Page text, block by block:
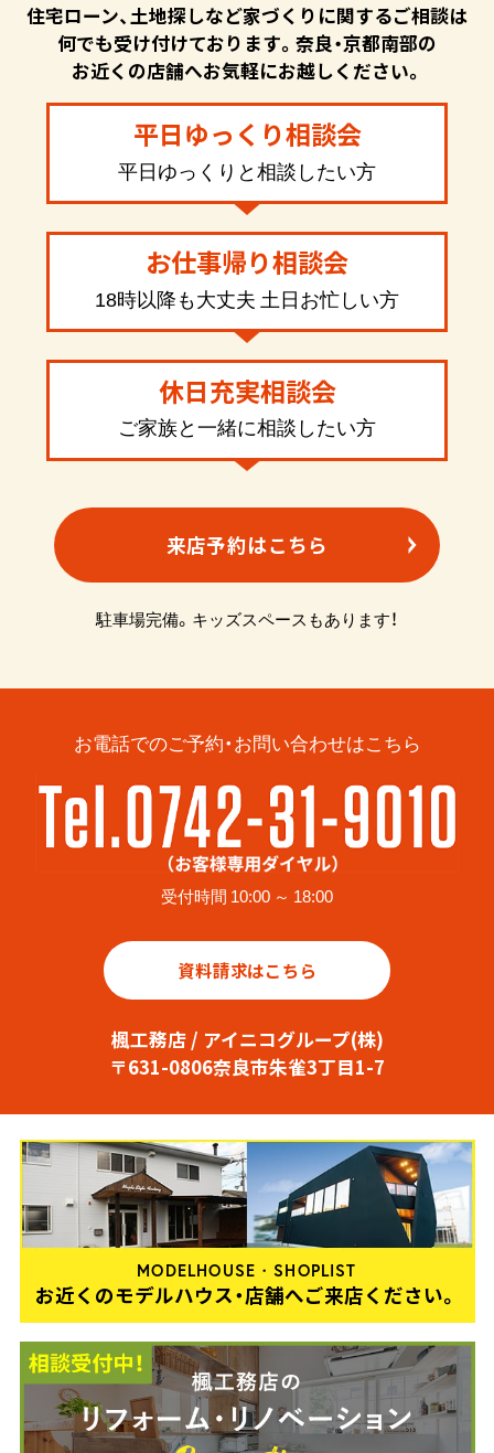
住宅ローン、土地探しなど家づくりに関するご相談は
何でも受け付けております。奈良・京都南部の
お近くの店舗へお気軽にお越しください。
平日ゆっくり相談会
平日ゆっくりと相談したい方
お仕事帰り相談会
18時以降も大丈夫 土日お忙しい方
休日充実相談会
ご家族と一緒に相談したい方
来店予約はこちら
駐車場完備。キッズスペースもあります！
お電話でのご予約・お問い合わせはこちら
受付時間 10:00 ～ 18:00
資料請求はこちら
楓工務店 / アイニコグループ(株)
〒631-0806奈良市朱雀3丁目1-7
MODELHOUSE・SHOPLIST
お近くのモデルハウス・店舗へご来店ください。